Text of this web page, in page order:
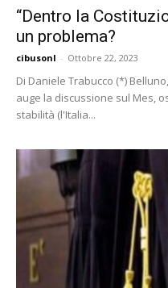
“Dentro la
un problema?
cibusonl - Ottobre 22, 2023
Di Daniele Trabucco (*)
auge la discussione sul Mes,
stabilità (l'Italia...